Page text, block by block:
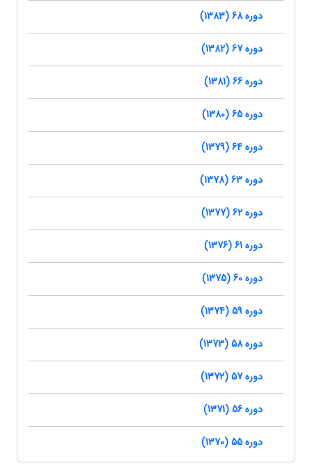
دوره 68 (1383)
دوره 67 (1382)
دوره 66 (1381)
دوره 65 (1380)
دوره 64 (1379)
دوره 63 (1378)
دوره 62 (1377)
دوره 61 (1376)
دوره 60 (1375)
دوره 59 (1374)
دوره 58 (1373)
دوره 57 (1372)
دوره 56 (1371)
دوره 55 (1370)